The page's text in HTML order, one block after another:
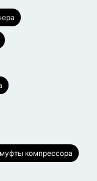
компрессора